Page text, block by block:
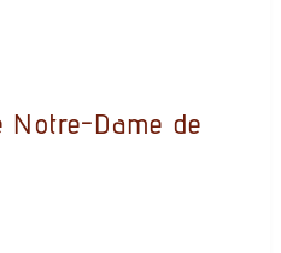
Notre-Dame de